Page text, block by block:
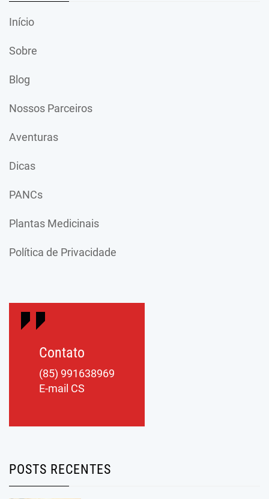
Início
Sobre
Blog
Nossos Parceiros
Aventuras
Dicas
PANCs
Plantas Medicinais
Política de Privacidade
Contato
(85) 991638969
E-mail CS
POSTS RECENTES